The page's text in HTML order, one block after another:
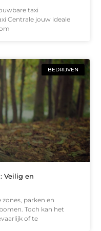
taxi
Centrale jouw ideale
BEDRIJVEN
Veilig en
parken en
Toch kan het
of te